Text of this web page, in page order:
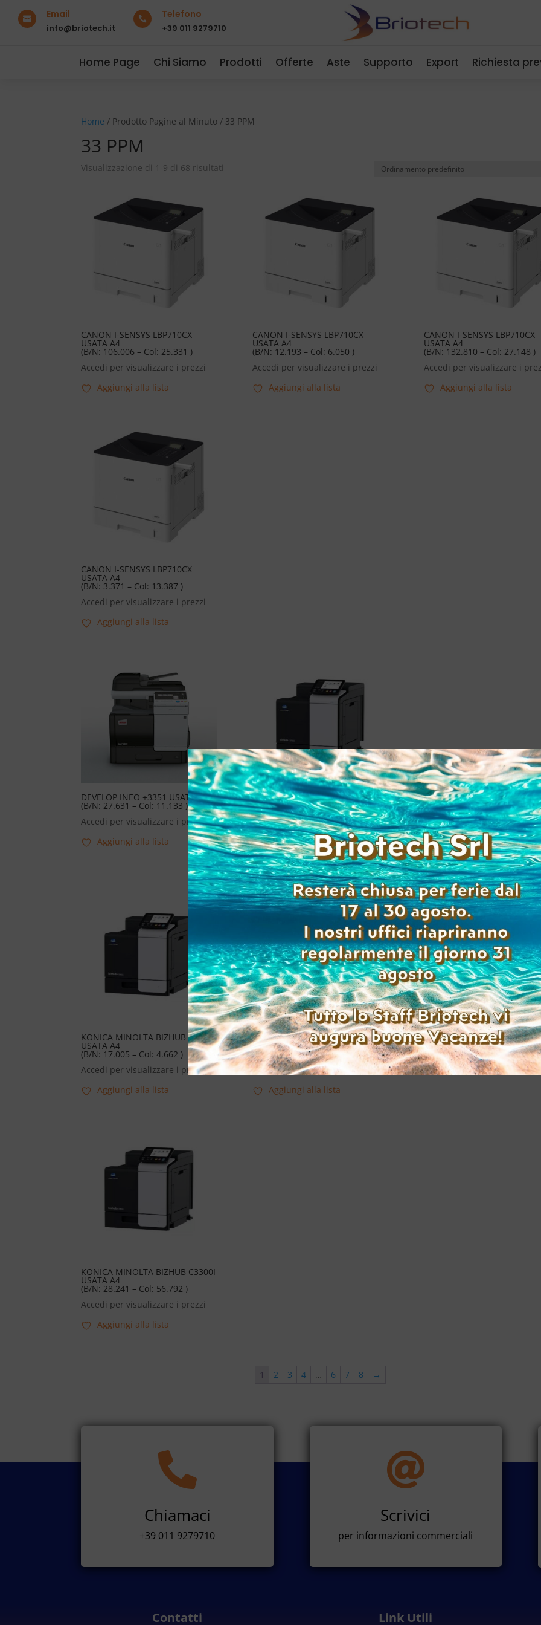
 Email
info@briotech.it
 Telefono
+39 011 9279710
Home Page Chi Siamo Prodotti Offerte Aste Supporto Export Richiesta
Home / Prodotto Pagine al Minuto / 33 PPM
33 PPM
Visualizzazione di 1-9 di 68 risultati
CANON I-SENSYS LBP710CX
USATA A4
(B/N: 106.006 – Col: 25.331 )
Accedi per visualizzare i prezzi
Aggiungi alla lista
CANON I-SENSYS LBP710CX
USATA A4
(B/N: 12.193 – Col: 6.050 )
Accedi per visualizzare i prezzi
Aggiungi alla lista
CANON I-SENSYS LBP710CX
USATA A4
(B/N: 132.810 – Col: 27.148 )
Accedi per visualizzare i
Aggiungi alla lista
CANON I-SENSYS LBP710CX
USATA A4
(B/N: 3.371 – Col: 13.387 )
Accedi per visualizzare i prezzi
Aggiungi alla lista
DEVELOP INEO +3351 USATO A4
(B/N: 27.631 – Col: 11.133 )
Accedi per visualizzare i prezzi
Aggiungi alla lista
KONICA MINOLTA BIZHUB C3300I
NUOVA A4
(B/N: 3 – Col: 1 )
Accedi per visualizzare i prezzi
Aggiungi alla lista
KONICA MINOLTA BIZHUB C3300I
USATA A4
(B/N: 17.005 – Col: 4.662 )
Accedi per visualizzare i prezzi
Aggiungi alla lista
KONICA MINOLTA BIZHUB C3300I
USATA A4
(B/N: 17.153 – Col: 67.895 )
Accedi per visualizzare i prezzi
Aggiungi alla lista
KONICA MINOLTA BIZHUB C3300I
USATA A4
(B/N: 28.241 – Col: 56.792 )
Accedi per visualizzare i prezzi
Aggiungi alla lista
1 2 3 4 … 6 7 8 →

Chiamaci
+39 011 9279710

Scrivici
per informazioni commerciali
Contatti Link Utili